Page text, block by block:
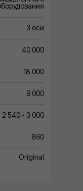
3 оси
40 000
18 000
9 000
2 540 - 3 000
860
Original